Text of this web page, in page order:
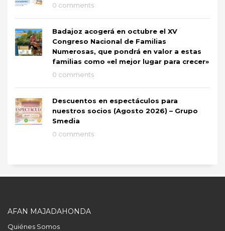
0 comments
Badajoz acogerá en octubre el XV
Congreso Nacional de Familias
Numerosas, que pondrá en valor a estas
familias como «el mejor lugar para crecer»
0 comments
Descuentos en espectáculos para
nuestros socios (Agosto 2026) – Grupo
Smedia
0 comments
AFAN MAJADAHONDA
Quiénes Somos